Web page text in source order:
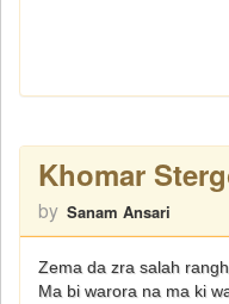
Khomar
by Sanam Ansari
Zema da zra salah
Ma bi warora na ma ki